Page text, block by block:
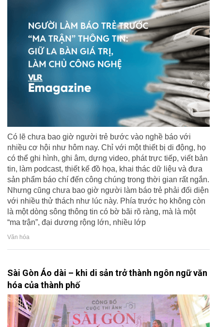
Có lẽ chưa bao giờ người trẻ bước vào nghề báo với
nhiều cơ hội như hôm nay. Chỉ với một thiết bị di động, họ
có thể ghi hình, ghi âm, dựng video, phát trực tiếp, viết bản
tin, làm podcast, thiết kế đồ họa, khai thác dữ liệu và đưa
sản phẩm báo chí đến công chúng trong thời gian rất ngắn.
Nhưng cũng chưa bao giờ người làm báo trẻ phải đối diện
với nhiều thử thách như lúc này. Phía trước họ không còn
là một dòng sông thông tin có bờ bãi rõ ràng, mà là một
“ma trận”, đại dương rộng lớn, nhiều lớp
Văn hóa
Sài Gòn Áo dài – khi di sản trở thành ngôn ngữ văn
hóa của thành phố